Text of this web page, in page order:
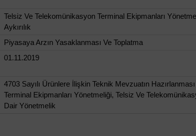
Telsiz Ve Telekomünikasyon Terminal Ekipmanları
Aykırılık
Piyasaya Arzın Yasaklanması Ve Toplatma
01.11.2019
4703 Sayılı Ürünlere İlişkin Teknik Mevzuatın
Terminal Ekipmanları Yönetmeliği, Telsiz Ve
Dair Yönetmelik